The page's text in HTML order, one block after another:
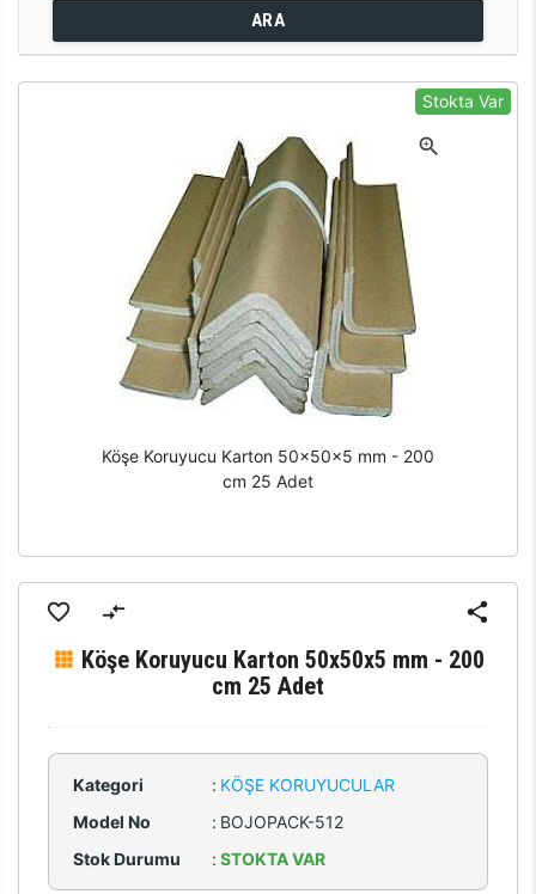
ARA
Stokta Var
Köşe Koruyucu Karton 50x50x5 mm - 200
cm 25 Adet
Köşe Koruyucu Karton 50x50x5 mm - 200
cm 25 Adet
Kategori : KÖŞE KORUYUCULAR
Model No
: BOJOPACK-512
Stok Durumu
: STOKTA VAR